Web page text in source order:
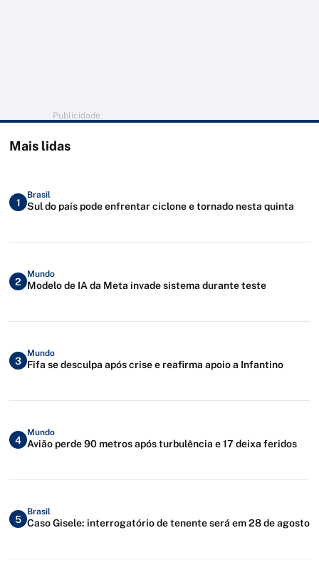
Publicidade
Mais lidas
1
Brasil
Sul do país pode enfrentar ciclone e tornado nesta quinta
2
Mundo
Modelo de IA da Meta invade sistema durante teste
3
Mundo
Fifa se desculpa após crise e reafirma apoio a Infantino
4
Mundo
Avião perde 90 metros após turbulência e 17 deixa feridos
5
Brasil
Caso Gisele: interrogatório de tenente será em 28 de agosto